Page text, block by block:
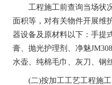
工程施工前查询当场状况
面积等，对有关物件开展维
器设备及原材料以下：手提
膏、抛光护理剂、净魅
水壶、纯棉毛巾、灰刀、钢
(二)按加工工艺工程施工